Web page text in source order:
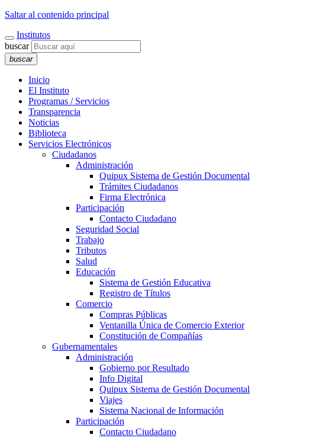
Saltar al contenido principal
Institutos
buscar
buscar
Inicio
El Instituto
Programas / Servicios
Transparencia
Noticias
Biblioteca
Servicios Electrónicos
Ciudadanos
Administración
Quipux Sistema de Gestión Documental
Trámites Ciudadanos
Firma Electrónica
Participación
Contacto Ciudadano
Seguridad Social
Trabajo
Tributos
Salud
Educación
Sistema de Gestión Educativa
Registro de Títulos
Comercio
Compras Públicas
Ventanilla Única de Comercio Exterior
Constitución de Compañías
Gubernamentales
Administración
Gobierno por Resultado
Info Digital
Quipux Sistema de Gestión Documental
Viajes
Sistema Nacional de Información
Participación
Contacto Ciudadano